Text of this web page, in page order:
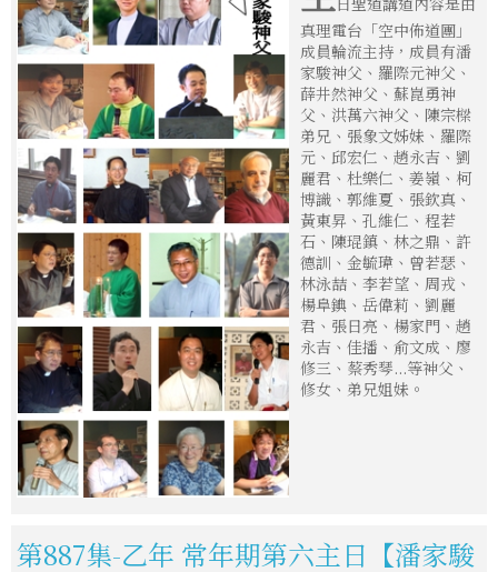
真理電台「空中佈道團」
成員輪流主持，成員有潘
家駿神父、羅際元神父、
薛井然神父、蘇崑勇神
父、洪萬六神父、陳宗樑
弟兄、張象文姊妹、羅際
元、邱宏仁、趙永吉、劉
麗君、杜樂仁、姜嶺、柯
博識、郭維夏、張欽真、
黃東昇、孔維仁、程若
石、陳琨鎮、林之鼎、許
德訓、金毓瑋、曾若瑟、
林泳喆、李若望、周戎、
楊阜錪、岳偉莉、劉麗
君、張日亮、楊家門、趙
永吉、佳播、俞文成、廖
修三、蔡秀琴...等神父、
修女、弟兄姐妹。
第887集-乙年 常年期第六主日【潘家駿